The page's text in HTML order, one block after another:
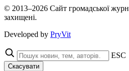
© 2013–2026 Сайт громадської
захищені.
Developed by PryVit
ESC
Скасувати